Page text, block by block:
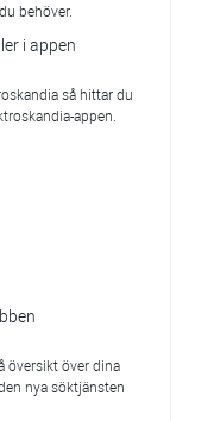
behöver.
i appen
så hittar du
appen.
översikt över dina
nya söktjänsten